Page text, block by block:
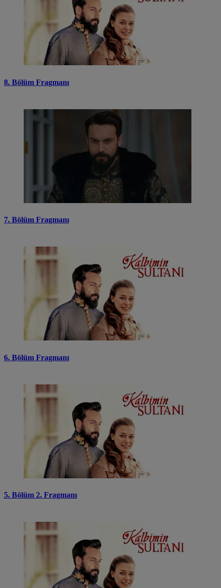
8. Bölüm Fragmanı
7. Bölüm Fragmanı
6. Bölüm Fragmanı
5. Bölüm 2. Fragmanı